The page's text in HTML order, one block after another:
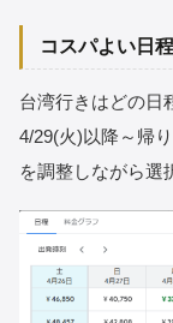
コスパよい日程
台湾行きはどの日
4/29(火)以降～帰
を調整しながら選